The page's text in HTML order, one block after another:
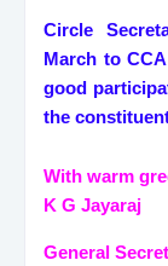
Circle
March to
good
the
With warm
K G Jayaraj
General